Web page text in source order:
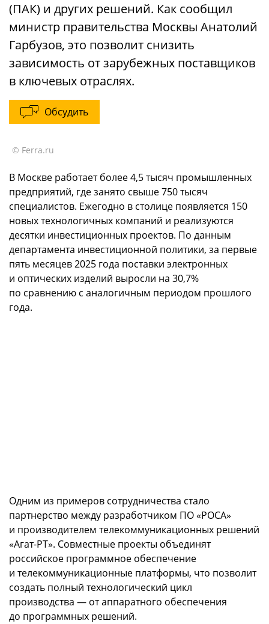
(ПАК) и других решений. Как сообщил
министр правительства Москвы Анатолий
Гарбузов, это позволит снизить
зависимость от зарубежных поставщиков
в ключевых отраслях.
Обсудить
© Ferra.ru
В Москве работает более 4,5 тысяч промышленных
предприятий, где занято свыше 750 тысяч
специалистов. Ежегодно в столице появляется 150
новых технологичных компаний и реализуются
десятки инвестиционных проектов. По данным
департамента инвестиционной политики, за первые
пять месяцев 2025 года поставки электронных
и оптических изделий выросли на 30,7%
по сравнению с аналогичным периодом прошлого
года.
Одним из примеров сотрудничества стало
партнерство между разработчиком ПО «РОСА»
и производителем телекоммуникационных решений
«Агат-РТ». Совместные проекты объединят
российское программное обеспечение
и телекоммуникационные платформы, что позволит
создать полный технологический цикл
производства — от аппаратного обеспечения
до программных решений.